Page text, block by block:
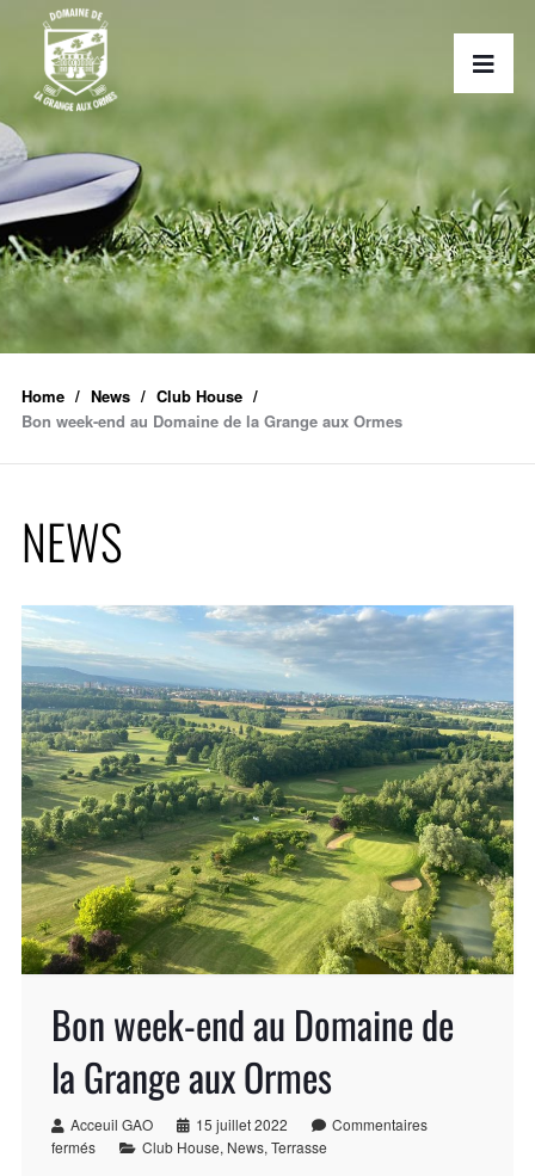
Home News
Club House
Bon week-end au Domaine de la Grange aux Ormes
NEWS
Bon week-end au Domaine de
la Grange aux Ormes
Acceuil GAO 15 juillet 2022
Commentaires
fermés
Club House, News, Terrasse